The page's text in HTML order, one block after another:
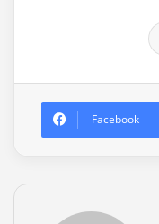
Facebook